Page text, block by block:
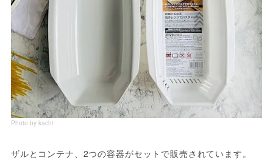
Photo by kachi
ザルとコンテナ、2つの容器がセットで販売されています。